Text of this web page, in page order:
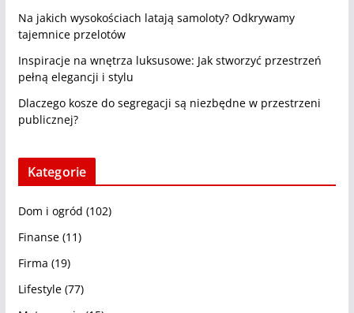
Na jakich wysokościach latają samoloty? Odkrywamy
tajemnice przelotów
Inspiracje na wnętrza luksusowe: Jak stworzyć przestrzeń
pełną elegancji i stylu
Dlaczego kosze do segregacji są niezbędne w przestrzeni
publicznej?
Kategorie
Dom i ogród (102)
Finanse(11)
Firma (19)
Lifestyle(77)